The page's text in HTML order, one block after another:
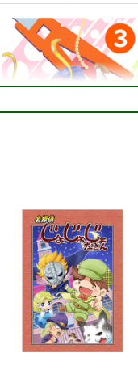
○○を撫でるだけの簡単なお仕
事（3）
とりからの巣
（税込）
オリジナル
瀬川なでる
幡布れい